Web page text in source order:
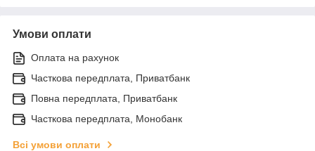
Умови оплати
Оплата на рахунок
Часткова передплата, Приватбанк
Повна передплата, Приватбанк
Часткова передплата, Монобанк
Всі умови оплати